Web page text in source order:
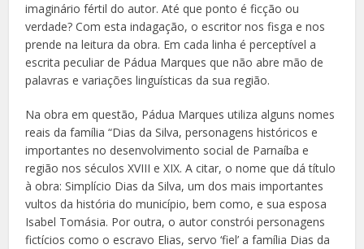
imaginário fértil do autor. Até que ponto é ficção ou
verdade? Com esta indagação, o escritor nos fisga e nos
prende na leitura da obra. Em cada linha é perceptível a
escrita peculiar de Pádua Marques que não abre mão de
palavras e variações linguísticas da sua região.
Na obra em questão, Pádua Marques utiliza alguns nomes
reais da família “Dias da Silva, personagens históricos e
importantes no desenvolvimento social de Parnaíba e
região nos séculos XVIII e XIX. A citar, o nome que dá título
à obra: Simplício Dias da Silva, um dos mais importantes
vultos da história do município, bem como, e sua esposa
Isabel Tomásia. Por outra, o autor constrói personagens
fictícios como o escravo Elias, servo ‘fiel’ a família Dias da